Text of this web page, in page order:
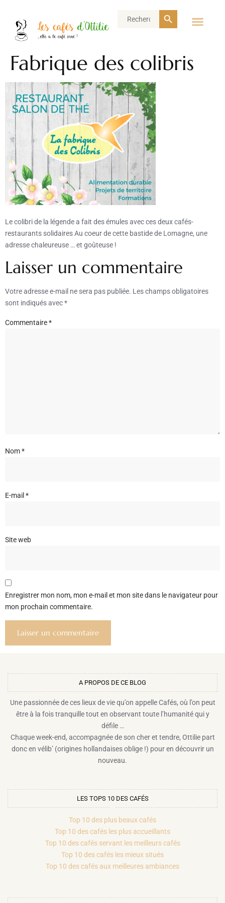
Search
Search Button
Fabrique des colibris
Le colibri de la légende a fait des émules avec ces deux cafés-
restaurants solidaires Au coeur de cette bastide de Lomagne, une
adresse chaleureuse … et goûteuse !
Laisser un commentaire
Votre adresse e-mail ne sera pas publiée. Les champs obligatoires
sont indiqués avec*
Commentaire*
Nom*
E-mail *
Site web
Enregistrer mon nom, mon e-mail et mon site dans le navigateur pour
mon prochain commentaire.
A PROPOS DE CE BLOG​
Une passionnée de ces lieux de vie qu’on appelle Cafés, où l’on peut
être à la fois tranquille tout en observant toute l’humanité qui y
défile …
Chaque week-end, accompagnée de son cher et tendre, Ottilie part
donc en vélib’ (origines hollandaises oblige !) pour en découvrir un
nouveau.
LES TOPS 10 DES CAFÉS
Top 10 des plus beaux cafés
Top 10 des cafés les plus accueillants
Top 10 des cafés servant les meilleurs cafés
Top 10 des cafés les mieux situés
Top 10 des cafés aux meilleures ambiances